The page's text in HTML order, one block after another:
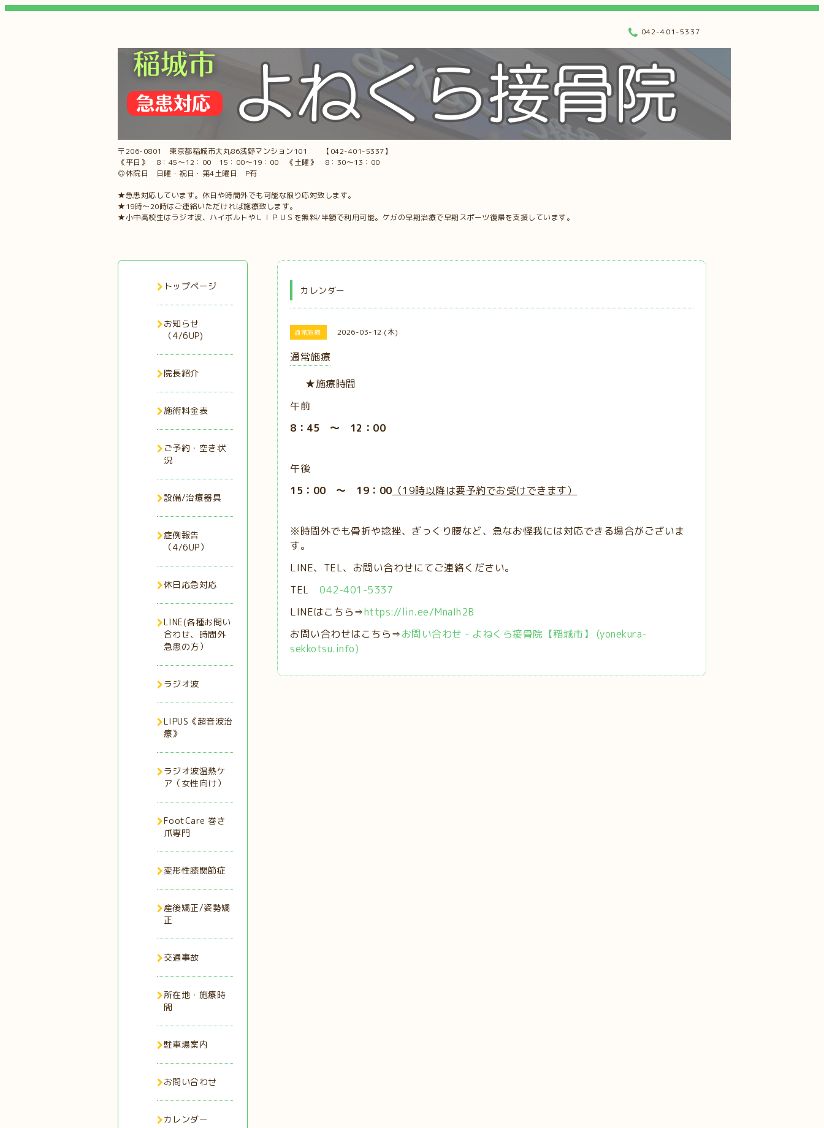
〒206-0801 東京都稲城市大丸86浅野マンション101 【042-401-5337】
《平日》 8：45～12：00 15：00～19：00 《土曜》 8：30～13：00
◎休院日 日曜・祝日・第4土曜日 P有
★急患対応しています。休日や時間外でも可能な限り応対致します。
★19時～20時はご連絡いただければ施療致します。
★小中高校生はラジオ波、ハイボルトやＬＩＰＵＳを無料/半額で利用可能。ケガの早期治療で早期スポーツ復帰を支援しています。
042-401-5337
カレンダー
通常施療 2026-03-12 (木)
通常施療
★施療時間
午前
8：45 ～ 12：00
午後
15：00 ～ 19：00 （19時以降は要予約でお受けできます）
※時間外でも骨折や捻挫、ぎっくり腰など、急なお怪我には対応できる場合がございま
す。
LINE、TEL、お問い合わせにてご連絡ください。
TEL 042-401-5337
LINEはこちら⇒https://lin.ee/MnaIh2B
お問い合わせはこちら⇒お問い合わせ - よねくら接骨院【稲城市】 (yonekura-
sekkotsu.info)
トップページ
お知らせ
（4/6UP)
院長紹介
施術料金表
ご予約・空き状
況
設備/治療器具
症例報告
（4/6UP）
休日応急対応
LINE(各種お問い
合わせ、時間外
急患の方）
ラジオ波
LIPUS《超音波治
療》
ラジオ波温熱ケ
ア（女性向け）
FootCare 巻き
爪専門
変形性膝関節症
産後矯正/姿勢矯
正
交通事故
所在地・施療時
間
駐車場案内
お問い合わせ
カレンダー